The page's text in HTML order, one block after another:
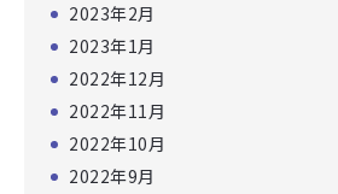
2023年2月
2023年1月
2022年12月
2022年11月
2022年10月
2022年9月